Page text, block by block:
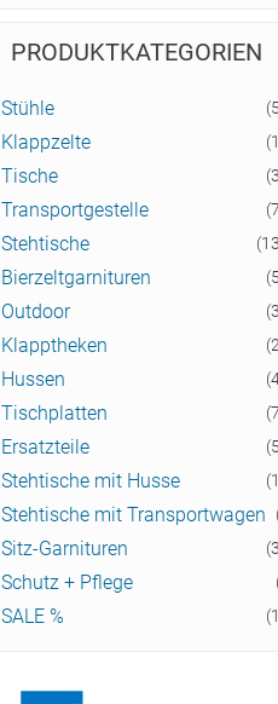
PRODUKTKATEGORIEN
Stühle
Klappzelte
Tische
Transportgestelle
Stehtische
Bierzeltgarnituren
Outdoor
Klapptheken
Hussen
Tischplatten
Ersatzteile
Stehtische mit Husse
Stehtische mit Transportwagen
Sitz-Garnituren
Schutz + Pflege
SALE %